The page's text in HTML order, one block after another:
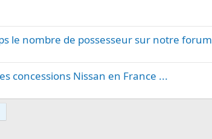
le nombre de possesseur sur notre forum
concessions Nissan en France ...